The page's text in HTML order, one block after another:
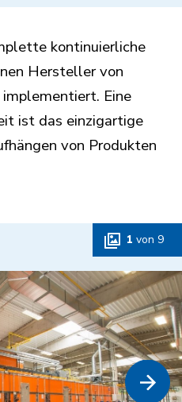
kontinuierliche
Hersteller von
Eine
ist das einzigartige
von Produkten
1 von 9